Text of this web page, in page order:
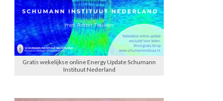
Gratis wekelijkse online Energy Update Schumann
Instituut Nederland